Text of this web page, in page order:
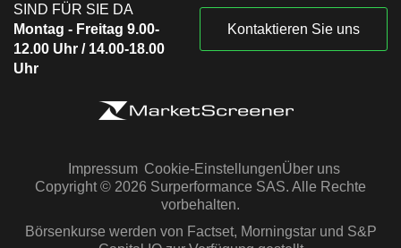
SIND FÜR SIE DA
Montag - Freitag 9.00-
12.00 Uhr / 14.00-18.00
Uhr
Kontaktieren Sie uns
Impressum Cookie-EinstellungenÜber uns
Copyright © 2026 Surperformance SAS. Alle Rechte
vorbehalten.
Börsenkurse werden von Factset, Morningstar und S&P